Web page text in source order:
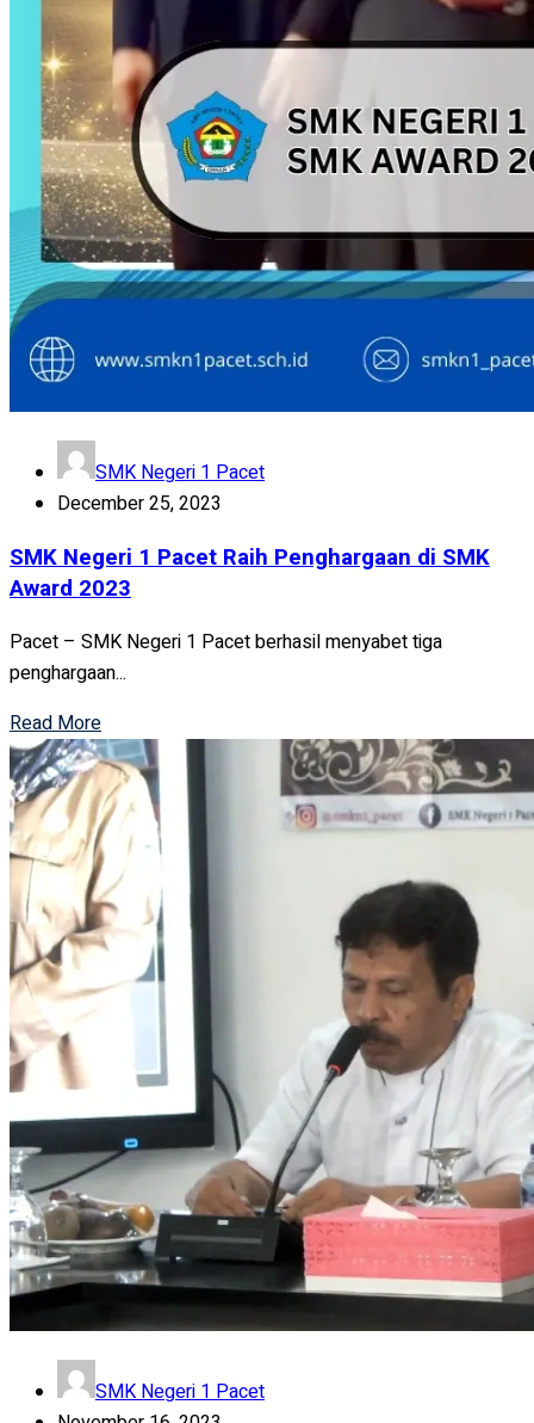
SMK Negeri 1 Pacet
December 25, 2023
SMK Negeri 1 Pacet Raih Penghargaan di SMK
Award 2023
Pacet – SMK Negeri 1 Pacet berhasil menyabet tiga
penghargaan...
Read More
SMK Negeri 1 Pacet